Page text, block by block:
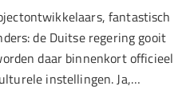
fantastisch
de Duitse regering gooit
daar binnenkort officieel
instellingen. Ja,…